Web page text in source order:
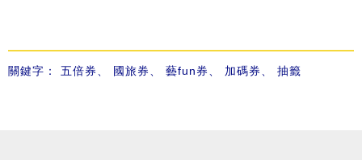
關鍵字： 五倍券 國旅券 藝fun券 加碼券 抽籤